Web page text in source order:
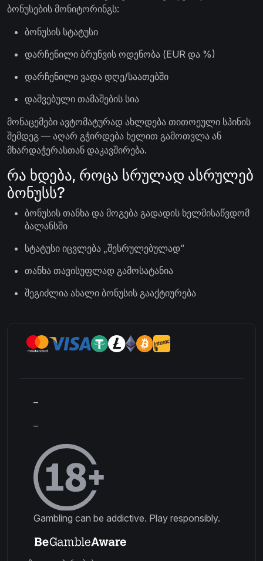
ბონუსების მონიტორინგს:
ბონუსის სტატუსი
დარჩენილი ბრუნვის ოდენობა (EUR და %)
დარჩენილი ვადა დღე/საათებში
დაშვებული თამაშების სია
მონაცემები ავტომატურად ახლდება თითოეული სპინის
შემდეგ — აღარ გჭირდება ხელით გამოთვლა ან
მხარდაჭერასთან დაკავშირება.
რა ხდება, როცა სრულად ასრულებ
ბონუსს?
ბონუსის თანხა და მოგება გადადის ხელმისაწვდომ
ბალანსში
სტატუსი იცვლება „შესრულებულად“
თანხა თავისუფლად გამოსატანია
შეგიძლია ახალი ბონუსის გააქტიურება
–
–
Gambling can be addictive. Play responsibly.